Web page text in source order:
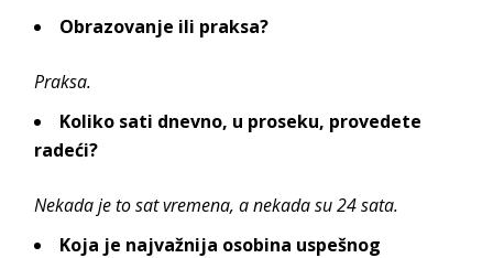
Obrazovanje ili praksa?
Praksa.
Koliko sati dnevno, u proseku, provedete
radeći?
Nekada je to sat vremena, a nekada su 24 sata.
Koja je najvažnija osobina uspešnog